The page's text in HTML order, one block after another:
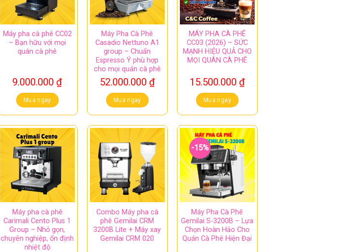
Máy pha cà phê CC02
– Bạn hữu với mọi
quán cà phê
9.000.000 ₫
Mua ngay
Máy Pha Cà Phê
Casadio Nettuno A1
group – Chuẩn
Espresso Ý phù hợp
cho mọi quán cà phê
52.000.000 ₫
Mua ngay
MÁY PHA CÀ PHÊ
CC03 (2026) – SỨC
MẠNH HIỆU QUẢ CHO
MỌI QUÁN CÀ PHÊ
15.500.000 ₫
Mua ngay
Máy pha cà phê
Carimali Cento Plus 1
Group – Nhỏ gọn,
chuyên nghiệp, ổn định
nhiệt độ
Combo Máy pha cà
phê Gemilai CRM
3200B Lite + Máy xay
Gemilai CRM 020
-15%
Máy Pha Cà Phê
Gemilai S-3200B – Lựa
Chọn Hoàn Hảo Cho
Quán Cà Phê Hiện Đại